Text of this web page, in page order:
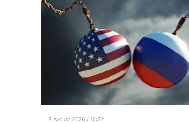
8 Avqust 2026 / 10:22